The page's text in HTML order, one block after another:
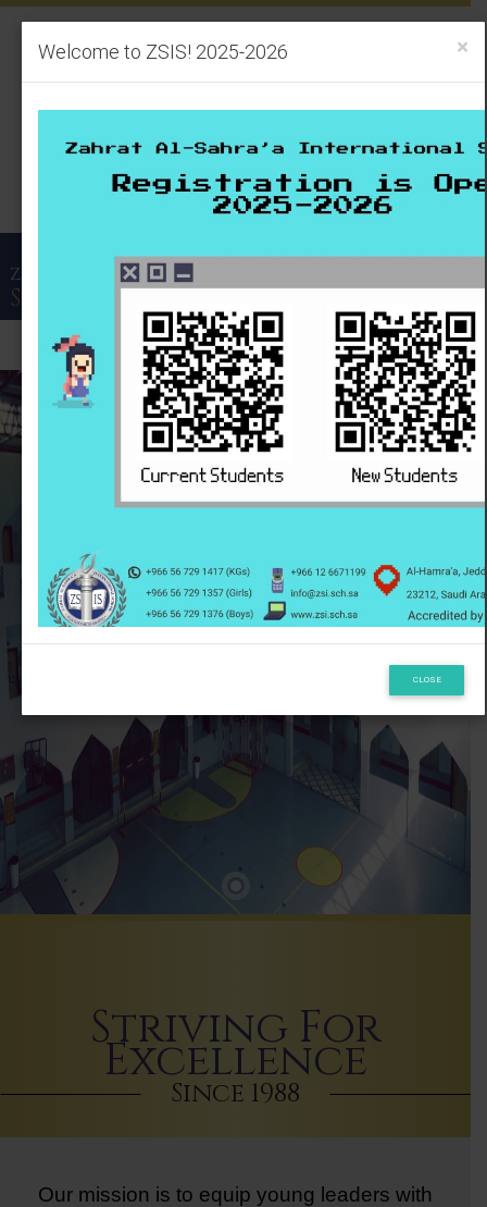
Contact Us
Calendar
Employment
Zahrat Al-SahraaInternational
School
Menu
Striving For
Excellence
Since 1988
Our mission is to equip young leaders with
×
Welcome to ZSIS! 2025-2026
New Students may access our eRegistration Portal by clicking
here:
http://e-registration.zsi.sch.sa/
CLOSE